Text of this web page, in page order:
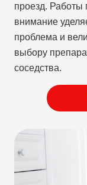
проезд. Работы
внимание
проблема и
выбору
соседства.